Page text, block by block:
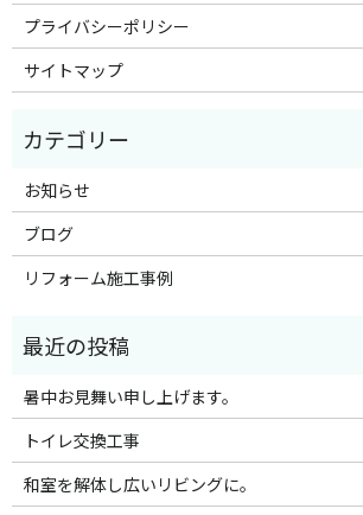
プライバシーポリシー
サイトマップ
お知らせ
ブログ
リフォーム施工事例
暑中お見舞い申し上げます。
トイレ交換工事
和室を解体し広いリビングに。